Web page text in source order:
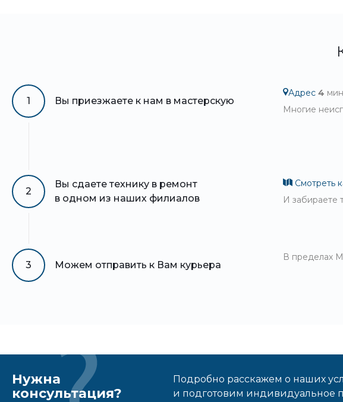
1 Вы приезжаете к нам в мастерскую
Адрес 4
Многие
2
Вы сдаете технику в ремонт
в одном из наших филиалов
Смотреть
И забираете
3 Можем отправить к Вам курьера
В пределах
Нужна
консультация?
Подробно расскажем о наших
и подготовим индивидуальное